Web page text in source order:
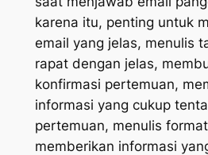
karena itu, penting untuk
email yang jelas, menulis
rapat dengan jelas,
konfirmasi pertemuan,
informasi yang cukup
pertemuan, menulis
memberikan informasi